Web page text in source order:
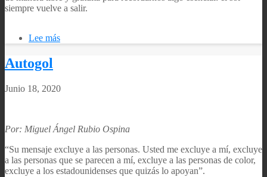
siempre vuelve a salir.
Lee más
Autogol
Junio 18, 2020
Por: Miguel Ángel Rubio Ospina
“Su mensaje excluye a las personas. Usted me excluye a mí, excluye
a las personas que se parecen a mí, excluye a las personas de color,
excluye a los estadounidenses que quizás lo apoyan”.